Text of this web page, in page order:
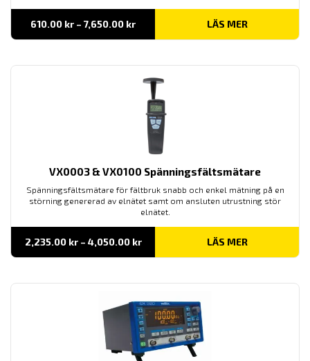
610.00 kr – 7,650.00 krPrisintervall:
till
LÄS MER
VX0003 & VX0100 Spänningsfältsmätare
Spänningsfältsmätare för fältbruk snabb och enkel mätning på en
störning genererad av elnätet samt om ansluten utrustning stör
elnätet.
2,235.00 kr – 4,050.00 krPrisintervall:
till
LÄS MER